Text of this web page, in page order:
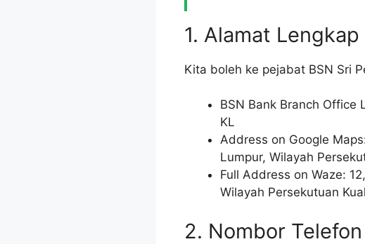
1. Alamat
Kita boleh ke pejabat BSN Sri
BSN Bank Branch Office
KL
Address on Google
Lumpur, Wilayah
Full Address on Waze:
Wilayah Persekutuan
2. Nombor